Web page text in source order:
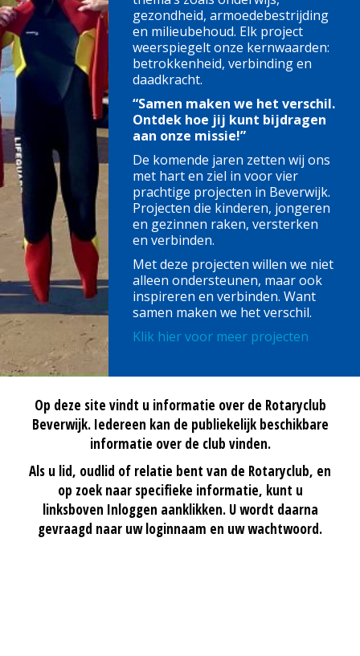
gezondheid, armoedebestrijding
en milieubehoud. Elk project
weerspiegelt onze kernwaarden:
betrokkenheid, verbinding en
daadkracht.
“Samen maken we het verschil.
Ontdek hoe jij kunt bijdragen
aan onze missie!”
De komende jaren zetten wij ons
met hart en ziel in voor vier
prachtige projecten in Beverwijk.
Projecten die kinderen, jongeren
en gezinnen raken, versterken
en verbinden.
Met deze projecten willen we niet
alleen ondersteunen, maar ook
inspireren en verbinden. Want
samen maken we het verschil.
Klik hier voor meer projecten
Op deze site vindt u informatie over de Rotaryclub
Beverwijk. Iedereen kan de publiekelijk beschikbare
informatie over de club vinden.
Als u lid, oudlid of relatie bent van de Rotaryclub, en
op zoek naar specifieke informatie, kunt u
linksboven Inloggen aanklikken. U wordt daarna
gevraagd naar uw loginnaam en uw wachtwoord.